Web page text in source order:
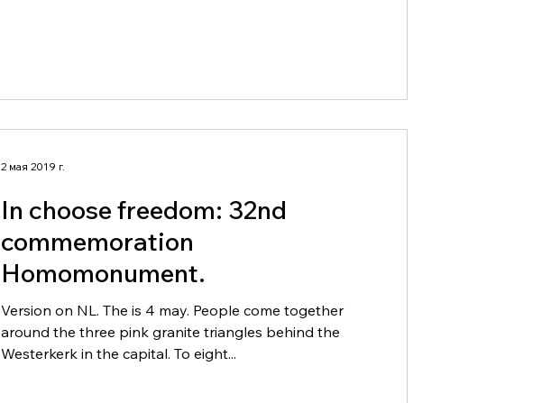
In choose freedom: 32nd
commemoration
Homomonument.
Version on NL. The is 4 may. People come together
around the three pink granite triangles behind the
Westerkerk in the capital. To eight...
2 мая 2019 г.